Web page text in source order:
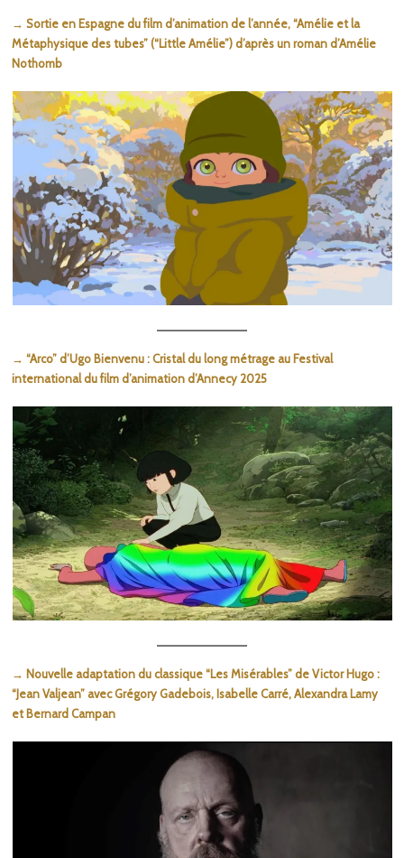
→ Sortie en Espagne du film d’animation de l’année, “Amélie et la
Métaphysique des tubes” (“Little Amélie”) d’après un roman d’Amélie
Nothomb
→ “Arco” d’Ugo Bienvenu : Cristal du long métrage au Festival
international du film d’animation d’Annecy 2025
→ Nouvelle adaptation du classique “Les Misérables” de Victor Hugo :
“Jean Valjean” avec Grégory Gadebois, Isabelle Carré, Alexandra Lamy
et Bernard Campan